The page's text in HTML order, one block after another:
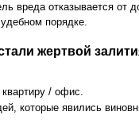
вреда отказывается от
порядке.
жертвой
/ офис.
которые явились